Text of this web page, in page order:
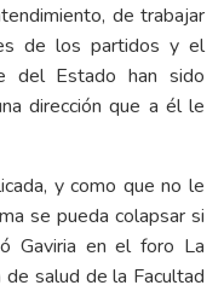
de trabajar
de los partidos y el
del Estado han sido
dirección que a él le
y como que no le
se pueda colapsar si
Gaviria en el foro La
salud de la Facultad